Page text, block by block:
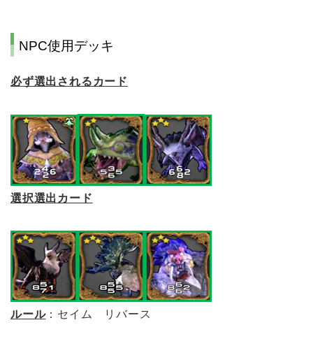
NPC使用デッキ
必ず選出されるカード
選択選出カード
ルール：セイム リバース